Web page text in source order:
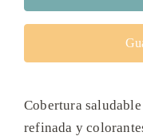
Cobertura
refinada y